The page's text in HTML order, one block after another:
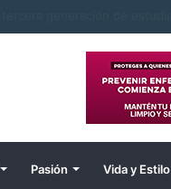
Pasión Vida y Estilo